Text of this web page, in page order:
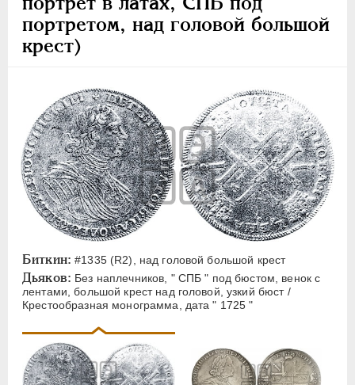
портретом, над головой большой
крест)
Биткин: #1335 (R2), над головой большой крест
Дьяков: Без наплечников, " СПБ " под бюстом, венок с
лентами, большой крест над головой, узкий бюст /
Крестообразная монограмма, дата " 1725 "